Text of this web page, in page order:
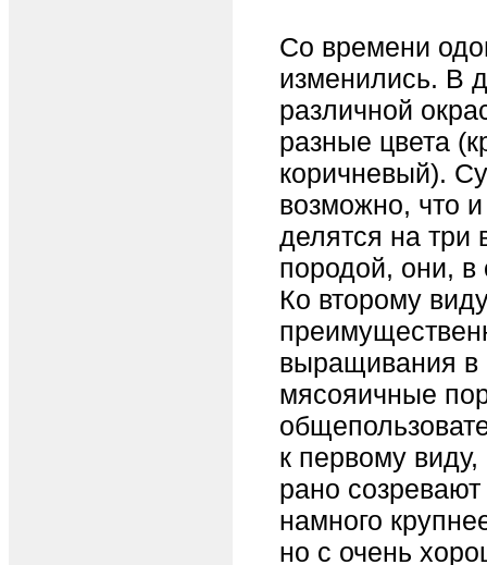
Со времени
изменились. В
различной
разные цвета
коричневый).
возможно, что
делятся на
породой, они, в
Ко второму
выращивания в
мясояичные
к первому
рано
намного
но с очень